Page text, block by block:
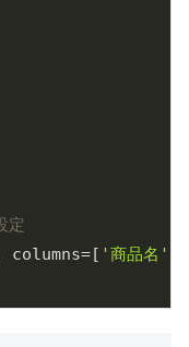
定
'商品名'